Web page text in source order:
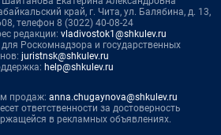
край, г. Чита, ул. Балябина, д. 13,
телефон 8 (3022) 40-08-24
редакции: vladivostok1@shkulev.ru
Роскомнадзора и государственных
juristnsk@shkulev.ru
help@shkulev.ru
продаж: anna.chugaynova@shkulev.ru
ответственности за достоверность
в рекламных объявлениях.